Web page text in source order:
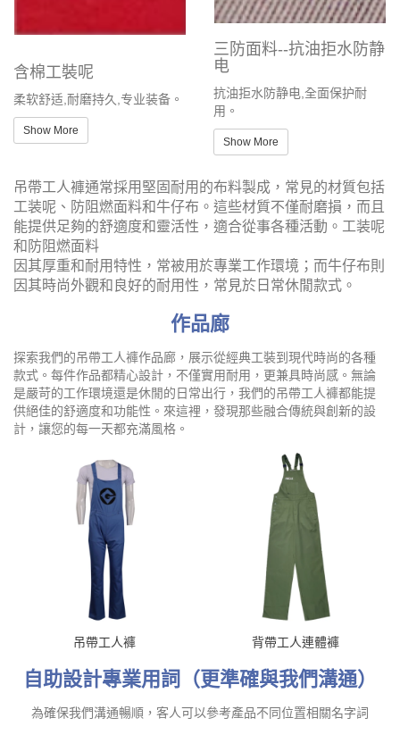
含棉工裝呢
柔软舒适,耐磨持久,专业装备。
Show More
三防面料--抗油拒水防静
电
抗油拒水防静电,全面保护耐
用。
Show More
吊帶工人褲通常採用堅固耐用的布料製成，常見的材質包括
工装呢、防阻燃面料和牛仔布。這些材質不僅耐磨損，而且
能提供足夠的舒適度和靈活性，適合從事各種活動。 工装呢
和 防阻燃面料
因其厚重和耐用特性，常被用於專業工作環境；而牛仔布則
因其時尚外觀和良好的耐用性，常見於日常休閒款式。
作品廊
探索我們的吊帶工人褲作品廊，展示從經典工裝到現代時尚的各種
款式。每件作品都精心設計，不僅實用耐用，更兼具時尚感。無論
是嚴苛的工作環境還是休閒的日常出行，我們的吊帶工人褲都能提
供絕佳的舒適度和功能性。來這裡，發現那些融合傳統與創新的設
計，讓您的每一天都充滿風格。
吊帶工人褲 背帶工人連體褲
自助設計專業用詞（更準確與我們溝通）
為確保我們溝通暢順，客人可以參考產品不同位置相關名字詞